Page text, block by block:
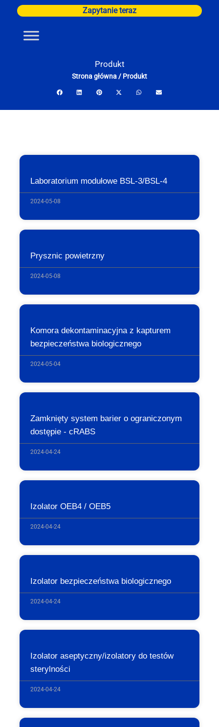
Przejdź
Zapytanie teraz
Produkt
Strona główna/ Produkt
Laboratorium modułowe BSL-3/BSL-4
2024-05-08
Prysznic powietrzny
2024-05-08
Komora dekontaminacyjna z kapturem
bezpieczeństwa biologicznego
2024-05-04
Zamknięty system barier o ograniczonym
dostępie - cRABS
2024-04-24
Izolator OEB4 / OEB5
2024-04-24
Izolator bezpieczeństwa biologicznego
2024-04-24
Izolator aseptyczny/izolatory do testów
sterylności
2024-04-24